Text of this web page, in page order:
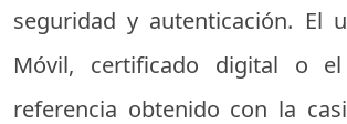
seguridad y autenticación. El
Móvil, certificado digital o
referencia obtenido con la